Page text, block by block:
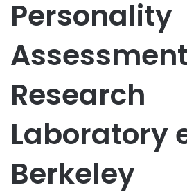
Personality
Research
Laboratory
Berkeley